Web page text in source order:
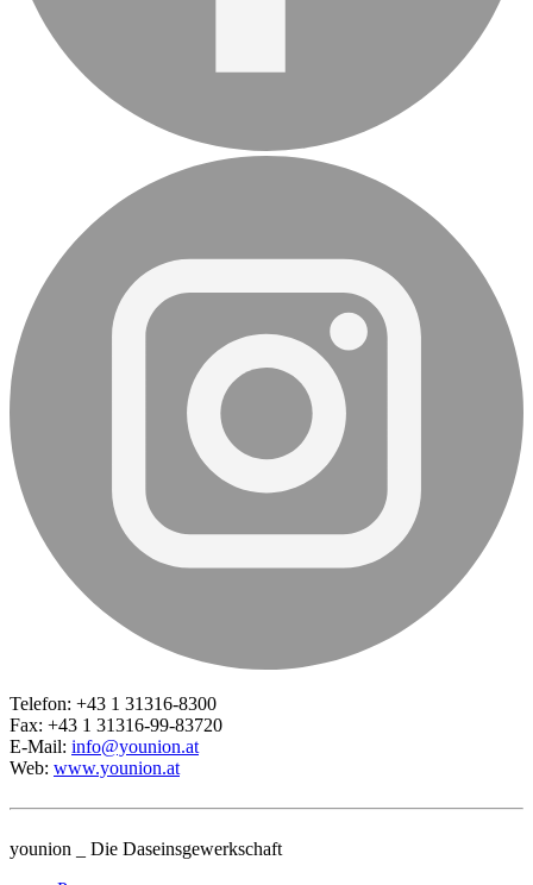
Telefon: +43 1 31316-8300
Fax: +43 1 31316-99-83720
E-Mail: info@younion.at
Web: www.younion.at
younion _ Die Daseinsgewerkschaft